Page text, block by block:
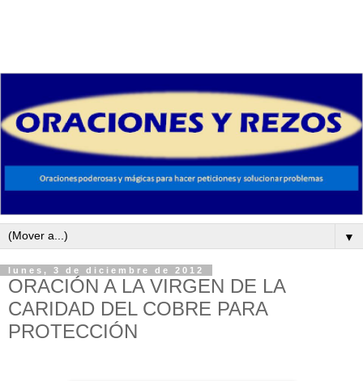
▼
lunes, 3 de diciembre de 2012
ORACIÓN A LA VIRGEN DE LA
CARIDAD DEL COBRE PARA
PROTECCIÓN